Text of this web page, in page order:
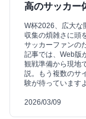
高のサッカー
W杯2026、広大な
収集の煩雑さに頭
サッカーファンの
記事では、Web版
観戦準備から現地
説。もう複数のサ
験が待っています
2026/03/09